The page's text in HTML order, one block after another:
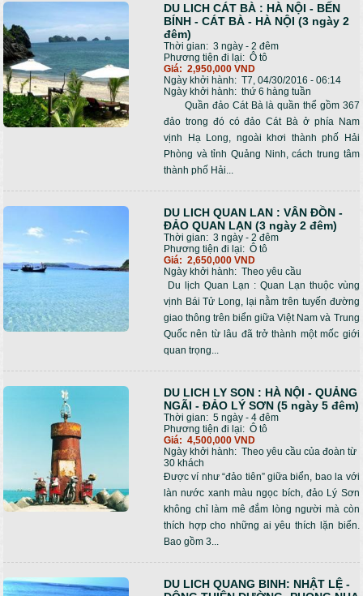
DU LICH CÁT BÀ : HÀ NỘI - BẾN
BÍNH - CÁT BÀ - HÀ NỘI (3 ngày 2
đêm)
Thời gian: 3 ngày - 2 đêm
Phương tiện đi lại: Ô tô
Giá: 2,950,000 VND
Ngày khởi hành: T7, 04/30/2016 - 06:14
Ngày khởi hành: thứ 6 hàng tuần
Quần đảo Cát Bà là quần thể gồm 367
đảo trong đó có đảo Cát Bà ở phía Nam
vịnh Hạ Long, ngoài khơi thành phố Hải
Phòng và tỉnh Quảng Ninh, cách trung tâm
thành phố Hải...
DU LICH QUAN LAN : VÂN ĐỒN -
ĐẢO QUAN LẠN (3 ngày 2 đêm)
Thời gian: 3 ngày - 2 đêm
Phương tiện đi lại: Ô tô
Giá: 2,650,000 VND
Ngày khởi hành: Theo yêu cầu
Du lịch Quan Lạn : Quan Lạn thuộc vùng
vịnh Bái Tử Long, lại nằm trên tuyến đường
giao thông trên biển giữa Việt Nam và Trung
Quốc nên từ lâu đã trở thành một mốc giới
quan trọng...
DU LICH LY SON : HÀ NỘI - QUẢNG
NGÃI - ĐẢO LÝ SƠN (5 ngày 5 đêm)
Thời gian: 5 ngày - 4 đêm
Phương tiện đi lại: Ô tô
Giá: 4,500,000 VND
Ngày khởi hành: Theo yêu cầu của đoàn từ
30 khách
Được ví như “đảo tiên” giữa biển, bao la với
làn nước xanh màu ngọc bích, đảo Lý Sơn
không chỉ làm mê đắm lòng người mà còn
thích hợp cho những ai yêu thích lặn biển.
Bao gồm 3...
DU LICH QUANG BINH: NHẬT LỆ -